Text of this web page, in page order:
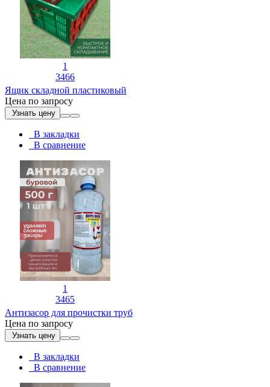
1
3466
Ящик складной пластиковый
Цена по запросу
Узнать цену
В закладки
В сравнение
1
3465
Антизасор для прочистки труб
Цена по запросу
Узнать цену
В закладки
В сравнение